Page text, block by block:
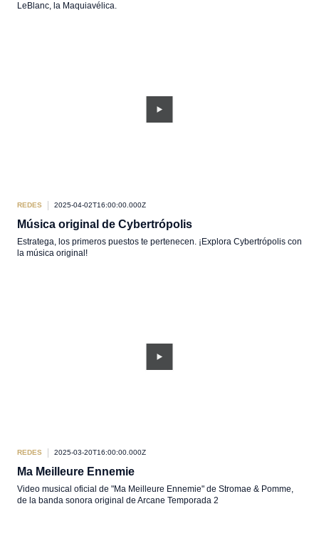
LeBlanc, la Maquiavélica.
REDES 2025-04-02T16:00:00.000Z
Música original de Cybertrópolis
Estratega, los primeros puestos te pertenecen. ¡Explora Cybertrópolis con
la música original!
REDES 2025-03-20T16:00:00.000Z
Ma Meilleure Ennemie
Video musical oficial de "Ma Meilleure Ennemie" de Stromae & Pomme,
de la banda sonora original de Arcane Temporada 2